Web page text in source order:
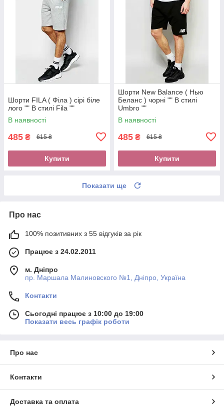
Шорти FILA ( Філа ) сірі біле
лого "" В стилі Fila ""
В наявності
485 ₴ 615 ₴
Купити
Шорти New Balance ( Нью
Беланс ) чорні "" В стилі
Umbro ""
В наявності
485 ₴ 615 ₴
Купити
Показати ще
Про нас
100% позитивних з 55 відгуків за рік
Працює з 24.02.2011
м. Дніпро
пр. Маршала Малиновского №1, Дніпро, Україна
Контакти
Сьогодні працює з 10:00 до 19:00
Показати весь графік роботи
Про нас
Контакти
Доставка та оплата